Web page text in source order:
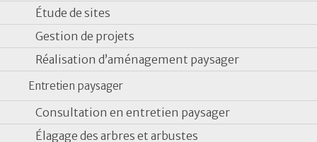
Étude de sites
Gestion de projets
Réalisation d’aménagement paysager
Entretien paysager
Consultation en entretien paysager
Élagage des arbres et arbustes